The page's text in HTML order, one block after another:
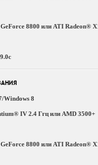
8800 или ATI Radeon®
Windows 8
IV 2.4 Ггц или AMD 3500+
8800 или ATI Radeon®